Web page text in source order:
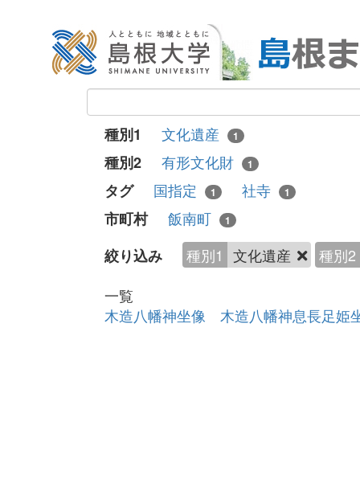
種別1 文化遺産 1
種別2 有形文化財 1
タグ 国指定 1 社寺 1
市町村 飯南町 1
絞り込み 種別1 文化遺産
種別2
一覧
木造八幡神坐像 木造八幡神息長足